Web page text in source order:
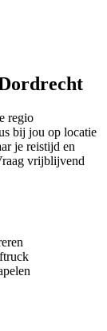
regio
bij jou op locatie
je reistijd en
vrijblijvend